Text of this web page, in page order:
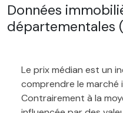
Données
départementales
Le prix médian est un
comprendre le marché
Contrairement à la